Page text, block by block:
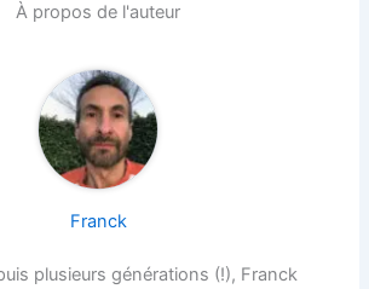
À propos de l'auteur
Franck
plusieurs générations (!), Franck